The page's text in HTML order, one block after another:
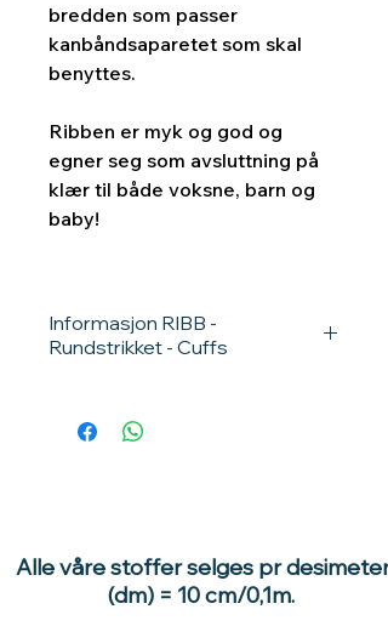
bredden som passer
kanbåndsaparetet som skal
benyttes.
Ribben er myk og god og
egner seg som avsluttning på
klær til både voksne, barn og
baby!
Informasjon RIBB -
Rundstrikket - Cuffs
Øko-Tex standard 100
Stretch: Ja
Prisen er oppgitt
pr desimeter/10 cm (f.eks 1,2
Alle våre stoffer selges pr desimeter
(dm) = 10 cm/0,1m.